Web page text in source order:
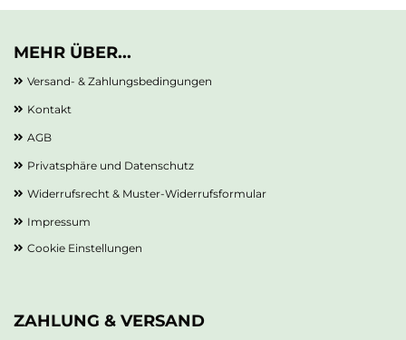
MEHR ÜBER...
Versand- & Zahlungsbedingungen
Kontakt
AGB
Privatsphäre und Datenschutz
Widerrufsrecht & Muster-Widerrufsformular
Impressum
Cookie Einstellungen
ZAHLUNG & VERSAND